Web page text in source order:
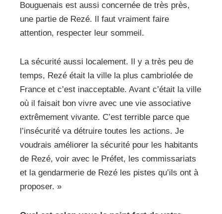
Bouguenais est aussi concernée de très près,
une partie de Rezé. Il faut vraiment faire
attention, respecter leur sommeil.
La sécurité aussi localement. Il y a très peu de
temps, Rezé était la ville la plus cambriolée de
France et c’est inacceptable. Avant c’était la ville
où il faisait bon vivre avec une vie associative
extrêmement vivante. C’est terrible parce que
l’insécurité va détruire toutes les actions. Je
voudrais améliorer la sécurité pour les habitants
de Rezé, voir avec le Préfet, les commissariats
et la gendarmerie de Rezé les pistes qu’ils ont à
proposer. »